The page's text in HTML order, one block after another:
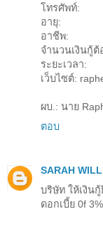
โทรศัพท์:
อายุ:
อาชีพ:
จำนวนเงินกู้ต้
ระยะเวลา:
เว็บไซต์:
ผบ.: นาย
ตอบ
SARAH
บริษัท ให้เงิน
ดอกเบี้ย 0f